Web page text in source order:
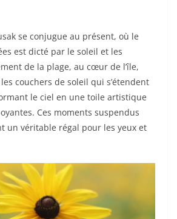
se conjugue au présent, où le
est dicté par le soleil et les
de la plage, au cœur de l’île,
couchers de soleil qui s’étendent
le ciel en une toile artistique
Ces moments suspendus
un véritable régal pour les yeux et